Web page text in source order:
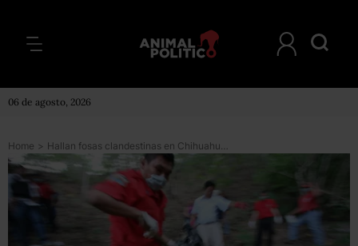
06 de agosto, 2026
Home > Hallan fosas clandestinas en Chihuahua con 18 cuerpos